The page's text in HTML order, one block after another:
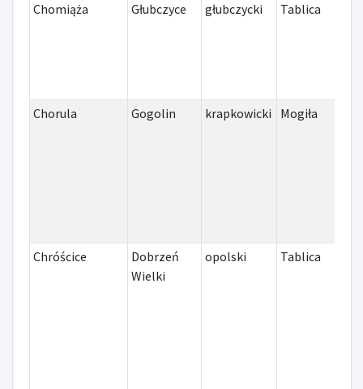
Chomiąża Głubczyce głubczycki Tablica
Chorula Gogolin krapkowicki Mogiła
Chróścice
Dobrzeń
Wielki
opolski Tablica